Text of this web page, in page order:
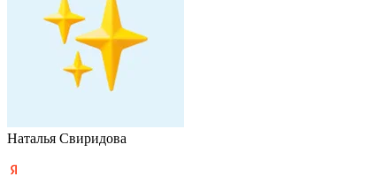
Наталья Свиридова